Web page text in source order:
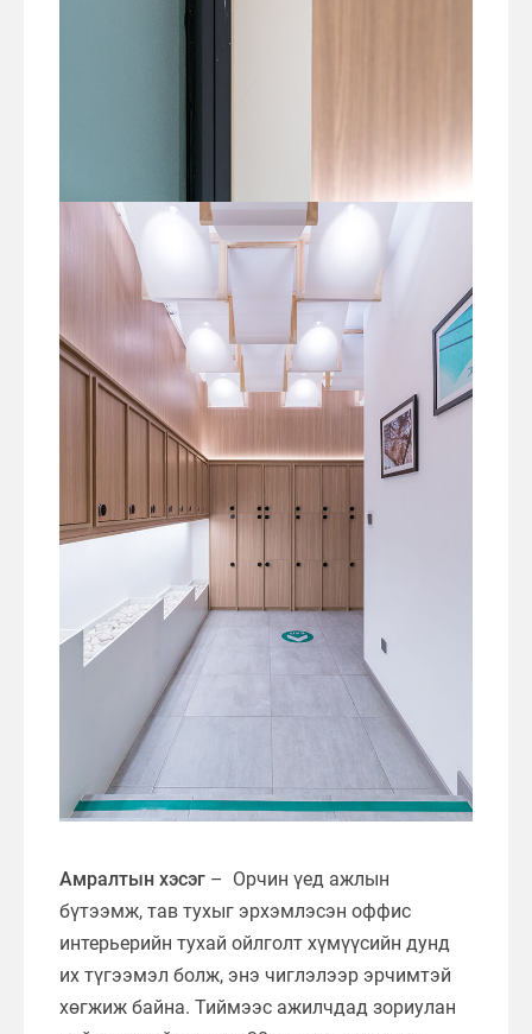
Амралтын хэсэг – Орчин үед ажлын
бүтээмж, тав тухыг эрхэмлэсэн оффис
интерьерийн тухай ойлголт хүмүүсийн дунд
их түгээмэл болж, энэ чиглэлээр эрчимтэй
хөгжиж байна. Тиймээс ажилчдад зориулан